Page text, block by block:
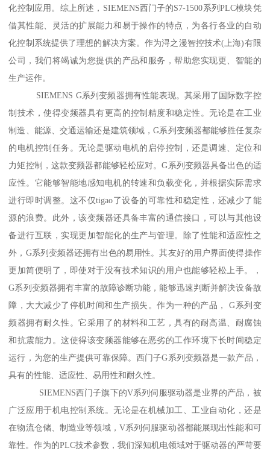
化控制应用。综上所述，SIEMENS西门子的S7-1500系列PLC模块凭
借其性能、灵活的扩展能力和易于操作的特点，为各行各业的自动
化控制系统提供了理想的解决方案。作为浔之漫智控技术(上海)有限
公司，我们将竭诚为您提供的产品和服务，帮助您实现更、智能的
生产运作。
SIEMENS G系列变频器拥有性能表现。其采用了国际数字控
制技术，使得变频器具有更高的控制精度和稳定性。无论是在工业
制造、能源、交通运输还是建筑领域，G系列变频器都能够胜任复杂
的电机控制任务。无论是驱动电机的启停控制，还是调速、定位和
力矩控制，这款变频器都能够轻松应对。G系列变频器具备出色的适
应性。它能够智能地感知电机的转速和负载变化，并根据实际需求
进行即时调整。这不仅tigao了设备的可靠性和稳定性，还减少了能
源的浪费。此外，该变频器还具备丰富的通信接口，可以与其他设
备进行互联，实现更加智能化的生产与管理。除了性能和适应性之
外，G系列变频器还拥有出色的易用性。其友好的用户界面使得操作
更加简便明了，即使对于没有技术知识的用户也能够轻松上手。，
G系列变频器拥有丰富的故障诊断功能，能够迅速判断并解决设备故
障，大大减少了停机时间和生产损失。作为一种的产品， G系列变
频器拥有耐久性。它采用了的材料和工艺，具有的耐高温、耐腐蚀
和抗震能力。这使得该变频器能够在恶劣的工作环境下长时间稳定
运行，为您的生产提供可靠保障。西门子G系列变频器是一款产品，
具有的性能、适应性、易用性和耐久性。
SIEMENS西门子旗下的V系列伺服驱动器是业界的产品，被
广泛应用于机电控制系统。无论是在机械加工、工业自动化，还是
在物流仓储、制造业等领域，V系列伺服驱动器都能展现出性能和可
靠性。作为的PLC技术参数，我们深知机电领域对于驱动器的严苛要